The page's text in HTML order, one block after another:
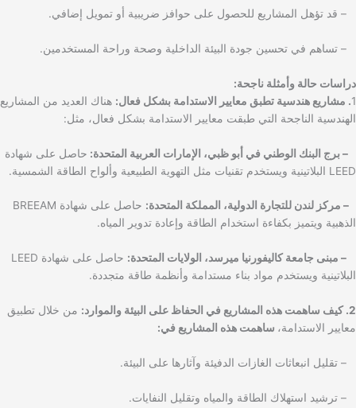
– قد تؤهل المشاريع للحصول على حوافز ضريبية أو تمويل إضافي.
– تساهم في تحسين جودة البيئة الداخلية وصحة وراحة المستخدمين.
دراسات حالة وأمثلة ناجحة:
1. مشاريع هندسية تطبق معايير الاستدامة بشكل فعال: هناك العديد من المشاريع
الهندسية الناجحة التي طبقت معايير الاستدامة بشكل فعال، مثل:
– برج البنك الوطني في أبو ظبي، الإمارات العربية المتحدة: حاصل على شهادة
LEED البلاتينية ويستخدم تقنيات مثل التهوية الطبيعية وألواح الطاقة الشمسية.
– مركز لندن للتجارة الدولية، المملكة المتحدة:
حاصل على شهادة BREEAM
الذهبية ويتميز بكفاءة استخدام الطاقة وإعادة تدوير المياه.
– مبنى جامعة كاليفورنيا ميرسد، الولايات المتحدة:
حاصل على شهادة LEED
البلاتينية ويستخدم مواد بناء مستدامة وأنظمة طاقة متجددة.
2. كيف ساهمت هذه المشاريع في الحفاظ على البيئة والموارد:
من خلال تطبيق
معايير الاستدامة، ساهمت هذه المشاريع في:
– تقليل انبعاثات الغازات الدفيئة وآثارها على البيئة.
– ترشيد استهلاك الطاقة والمياه وتقليل النفايات.